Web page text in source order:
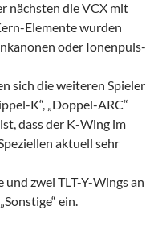
nächsten die VCX mit
Elemente wurden
oder Ionenpuls-
sich die weiteren Spieler
K“, „Doppel-ARC“
dass der K-Wing im
aktuell sehr
zwei TLT-Y-Wings an
ein.